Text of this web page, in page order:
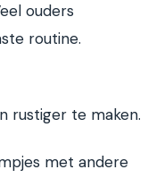
ouders
routine.
rustiger te maken.
met andere